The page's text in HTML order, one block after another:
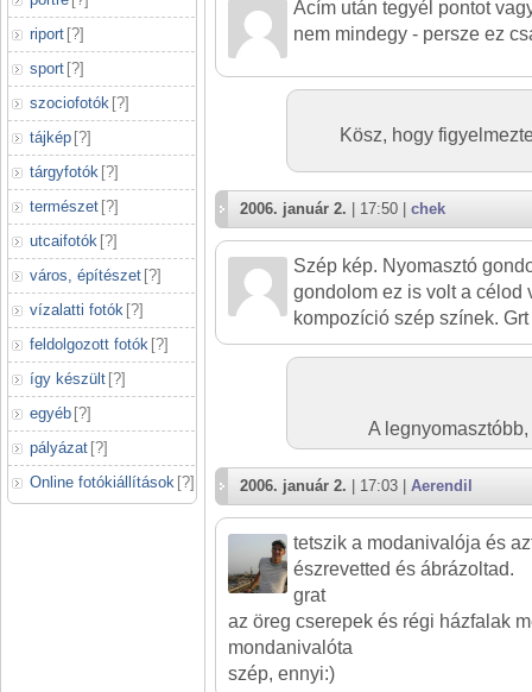
riport [?]
sport [?]
szociofotók [?]
tájkép [?]
tárgyfotók [?]
természet [?]
utcaifotók [?]
város, építészet [?]
vízalatti fotók [?]
feldolgozott fotók [?]
így készült [?]
egyéb [?]
pályázat [?]
Online fotókiállítások [?]
Acím után tegyél pontot
nem mindegy - persze ez
Kösz, hogy
2006. január 2. | 17:50 | chek
Szép kép. Nyomasztó
gondolom ez is volt a célod
kompozíció szép színek. Grt
A
2006. január 2. | 17:03 | Aerendil
tetszik a modanivalója és
észrevetted és ábrázoltad.
grat
az öreg cserepek és régi házfalak
mondanivalóta
szép, ennyi:)